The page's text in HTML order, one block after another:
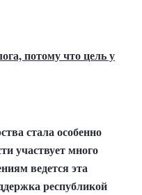
потому что цель у
стала особенно
участвует много
ведется эта
республикой